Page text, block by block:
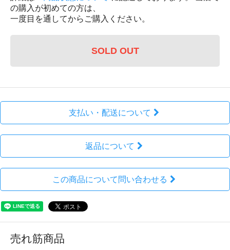
の購入が初めての方は、
一度目を通してからご購入ください。
SOLD OUT
支払い・配送について
返品について
この商品について問い合わせる
売れ筋商品